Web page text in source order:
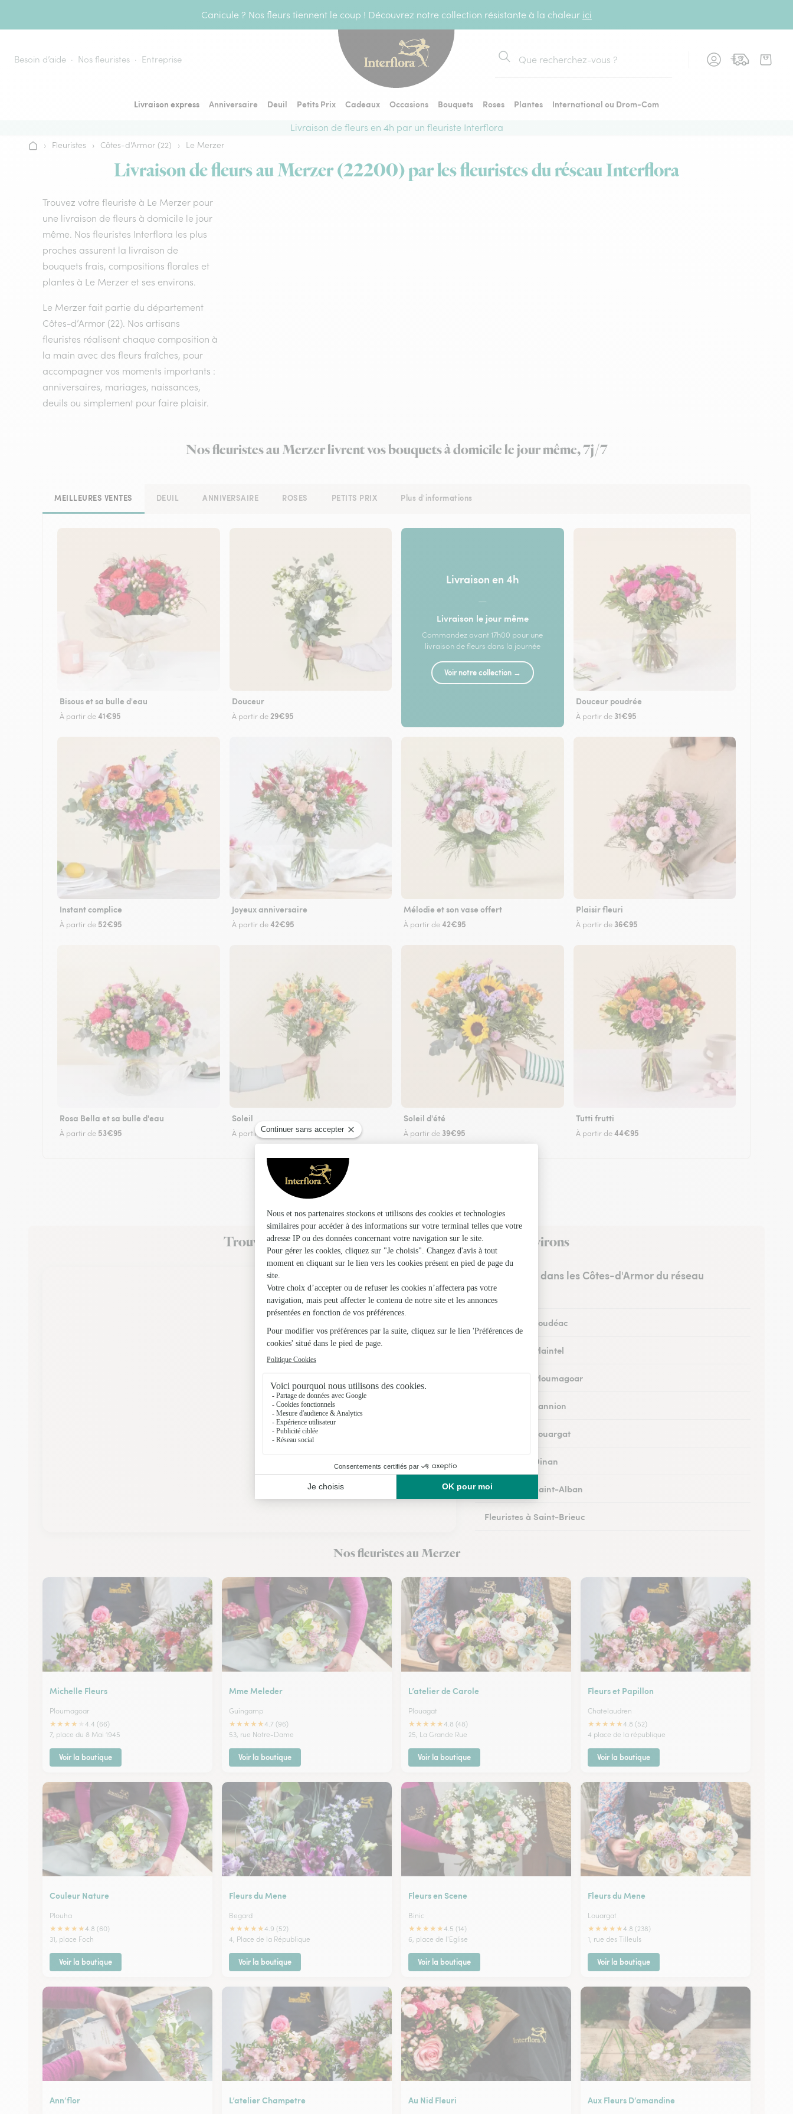
Canicule ? Nos fleurs tiennent le coup ! Découvrez notre collection résistante à la chaleur ici
Besoin d’aide Nos fleuristes Entreprise
Rechercher
Livraison express Anniversaire Deuil Petits Prix Cadeaux Occasions Bouquets Roses Plantes
International ou Drom-Com
Livraison de fleurs en 4h par un fleuriste Interflora
Accueil
› Fleuristes › Côtes-d'Armor (22) › Le Merzer
Livraison de fleurs au Merzer (22200) par les fleuristes du réseau Interflora
Trouvez votre fleuriste à Le Merzer pour
une livraison de fleurs à domicile le jour
même. Nos fleuristes Interflora les plus
proches assurent la livraison de
bouquets frais, compositions florales et
plantes à Le Merzer et ses environs.
Le Merzer fait partie du département
Côtes-d’Armor (22). Nos artisans
fleuristes réalisent chaque composition à
la main avec des fleurs fraîches, pour
accompagner vos moments importants :
anniversaires, mariages, naissances,
deuils ou simplement pour faire plaisir.
Nos fleuristes au Merzer livrent vos bouquets à domicile le jour même, 7j/7
MEILLEURES VENTES DEUIL ANNIVERSAIRE ROSES PETITS PRIX Plus d'informations
Bisous et sa bulle d'eau
À partir de41€95
Douceur
À partir de 29€95
Livraison en 4h
—
Livraison le jour même
Commandez avant 17h00 pour une
livraison de fleurs dans la journée
Voir notre collection →
Douceur poudrée
À partir de 31€95
Instant complice
À partir de 52€95
Joyeux anniversaire
À partir de42€95
Mélodie et son vase offert
À partir de42€95
Plaisir fleuri
À partir de 36€95
Rosa Bella et sa bulle d'eau
À partir de 53€95
Soleil
À partir de29€95
Soleil d'été
À partir de 39€95
Tutti frutti
À partir de44€95
Trouvez un fleuriste Interflora au Merzer et dans ses environs
Les fleuristes dans les Côtes-d'Armor du réseau
Interflora
Fleuristes à Loudéac
Fleuristes à Plaintel
Fleuristes à Ploumagoar
Fleuristes à Lannion
Fleuristes à Louargat
Fleuristes à Dinan
Fleuristes à Saint-Alban
Fleuristes à Saint-Brieuc
Nos fleuristes au Merzer
Michelle Fleurs
Ploumagoar
★★★★
4.4 (66)
7, place du 8 Mai 1945
Voir la boutique
Mme Meleder
Guingamp
★★★★★4.7 (96)
53, rue Notre-Dame
Voir la boutique
L’atelier de Carole
Plouagat
★★★★★4.8 (48)
25, La Grande Rue
Voir la boutique
Fleurs et Papillon
Chatelaudren
★★★★★4.8 (52)
4 place de la république
Voir la boutique
Couleur Nature
Plouha
★★★★★4.8 (60)
31, place Foch
Voir la boutique
Fleurs du Mene
Begard
★★★★★4.9 (52)
4, Place de la République
Voir la boutique
Fleurs en Scene
Binic
★★★★★4.5 (14)
6, place de l'Eglise
Voir la boutique
Fleurs du Mene
Louargat
★★★★★4.8 (238)
1, rue des Tilleuls
Voir la boutique
Ann’flor L’atelier Champetre Au Nid Fleuri Aux Fleurs D’amandine